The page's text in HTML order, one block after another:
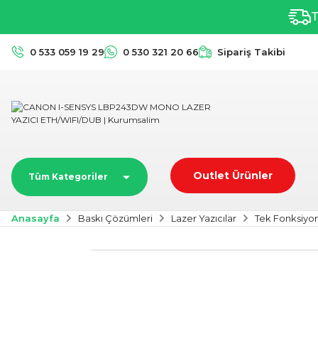
0 533 059 19 29 0 530 321 20 66 Sipariş Takibi
Tüm Kategoriler Outlet Ürünler
Anasayfa Baskı Çözümleri Lazer Yazıcılar Tek